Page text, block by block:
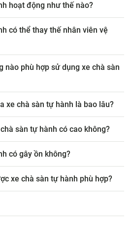
hoạt động như thế nào?
có thể thay thế nhân viên vệ
nào phù hợp sử dụng xe chà sàn
xe chà sàn tự hành là bao lâu?
sàn tự hành có cao không?
có gây ồn không?
xe chà sàn tự hành phù hợp?